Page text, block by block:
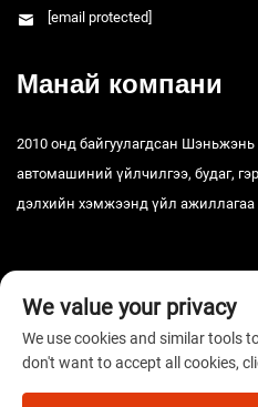
[email protected]
Манай компани
2010 онд байгуулагдсан Шэньжэнь
автомашиний үйлчилгээ, будаг,
дэлхийн хэмжээнд үйл
Зохиогчийн эрх © 2025 Шэньжэнь
We value your privacy
We use cookies and similar tools
don't want to accept all cookies,